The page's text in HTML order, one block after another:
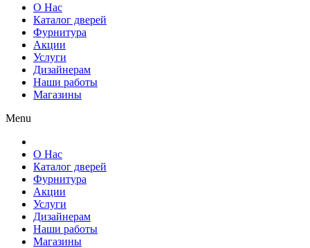
О Нас
Каталог дверей
Фурнитура
Акции
Услуги
Дизайнерам
Наши работы
Магазины
Menu
О Нас
Каталог дверей
Фурнитура
Акции
Услуги
Дизайнерам
Наши работы
Магазины